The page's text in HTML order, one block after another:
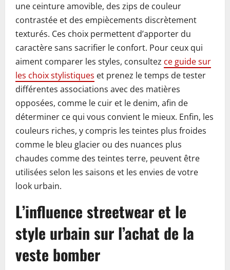
une ceinture amovible, des zips de couleur
contrastée et des empiècements discrètement
texturés. Ces choix permettent d’apporter du
caractère sans sacrifier le confort. Pour ceux qui
aiment comparer les styles, consultez ce guide sur
les choix stylistiques et prenez le temps de tester
différentes associations avec des matières
opposées, comme le cuir et le denim, afin de
déterminer ce qui vous convient le mieux. Enfin, les
couleurs riches, y compris les teintes plus froides
comme le bleu glacier ou des nuances plus
chaudes comme des teintes terre, peuvent être
utilisées selon les saisons et les envies de votre
look urbain.
L’influence streetwear et le
style urbain sur l’achat de la
veste bomber